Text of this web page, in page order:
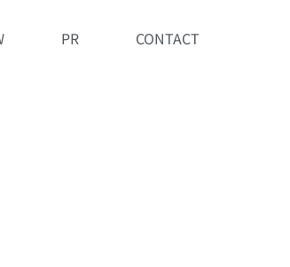
PR CONTACT